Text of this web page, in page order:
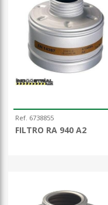
Ref. 6738855
FILTRO RA 940 A2